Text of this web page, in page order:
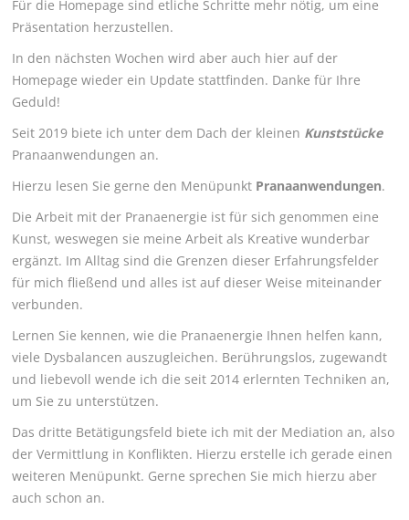
Für die Homepage sind etliche Schritte mehr nötig, um eine
Präsentation herzustellen.
In den nächsten Wochen wird aber auch hier auf der
Homepage wieder ein Update stattfinden. Danke für Ihre
Geduld!
Seit 2019 biete ich unter dem Dach der kleinen Kunststücke
Pranaanwendungen an.
Hierzu lesen Sie gerne den Menüpunkt Pranaanwendungen.
Die Arbeit mit der Pranaenergie ist für sich genommen eine
Kunst, weswegen sie meine Arbeit als Kreative wunderbar
ergänzt. Im Alltag sind die Grenzen dieser Erfahrungsfelder
für mich fließend und alles ist auf dieser Weise miteinander
verbunden.
Lernen Sie kennen, wie die Pranaenergie Ihnen helfen kann,
viele Dysbalancen auszugleichen. Berührungslos, zugewandt
und liebevoll wende ich die seit 2014 erlernten Techniken an,
um Sie zu unterstützen.
Das dritte Betätigungsfeld biete ich mit der Mediation an, also
der Vermittlung in Konflikten. Hierzu erstelle ich gerade einen
weiteren Menüpunkt. Gerne sprechen Sie mich hierzu aber
auch schon an.